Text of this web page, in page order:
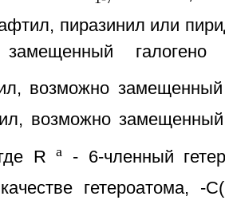
пиразинил или
замещенный
возможно
возможно
R a- 6-членный
гетероатома, -